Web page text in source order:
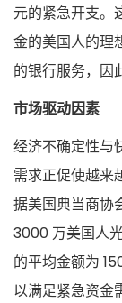
元的紧急开支。
金的美国人的理
的银行服务，因
市场驱动因素
经济不确定性与
需求正促使越来
据美国典当商协
3000 万美国人
的平均金额为
以满足紧急资金